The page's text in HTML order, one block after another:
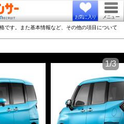
お気に入り メニュー
です。また基本情報など、その他の項目について
1/3